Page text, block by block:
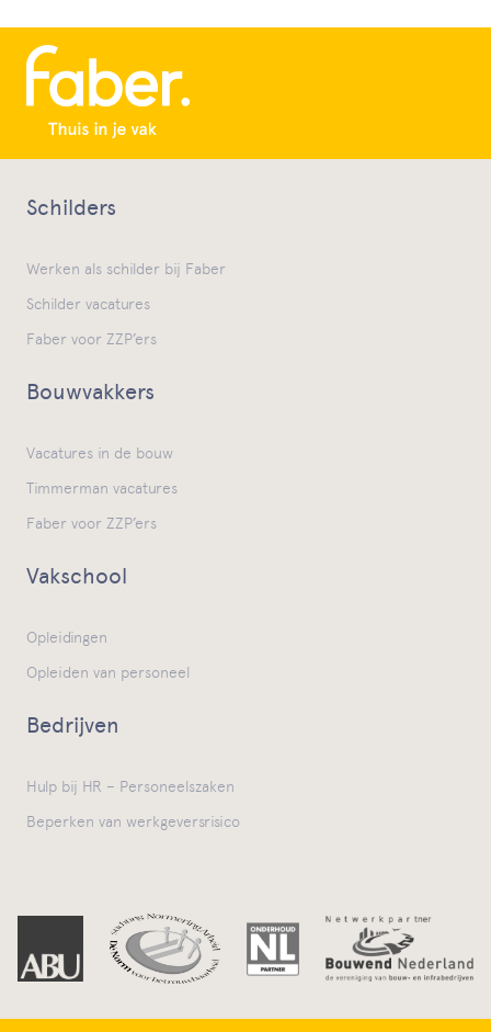
Schilders
Werken als schilder bij Faber
Schilder vacatures
Faber voor ZZP’ers
Bouwvakkers
Vacatures in de bouw
Timmerman vacatures
Faber voor ZZP’ers
Vakschool
Opleidingen
Opleiden van personeel
Bedrijven
Hulp bij HR – Personeelszaken
Beperken van werkgeversrisico